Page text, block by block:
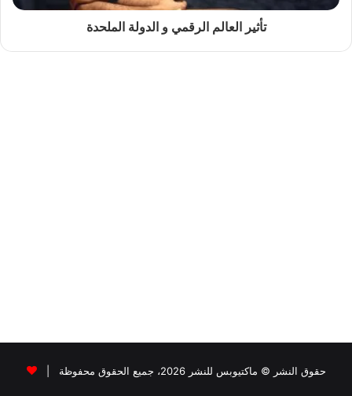
تأثير العالم الرقمي و الدولة الملحدة
حقوق النشر © ماكتيوبس للنشر 2026، جميع الحقوق محفوظة |